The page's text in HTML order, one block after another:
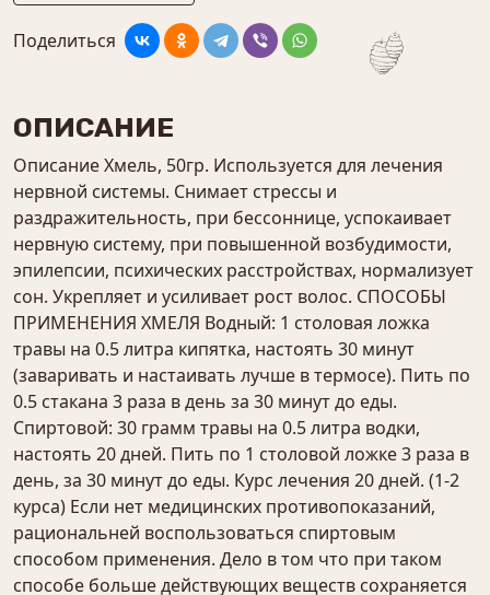
Поделиться
ОПИСАНИЕ
Описание Хмель, 50гр. Используется для лечения
нервной системы. Снимает стрессы и
раздражительность, при бессоннице, успокаивает
нервную систему, при повышенной возбудимости,
эпилепсии, психических расстройствах, нормализует
сон. Укрепляет и усиливает рост волос. СПОСОБЫ
ПРИМЕНЕНИЯ ХМЕЛЯ Водный: 1 столовая ложка
травы на 0.5 литра кипятка, настоять 30 минут
(заваривать и настаивать лучше в термосе). Пить по
0.5 стакана 3 раза в день за 30 минут до еды.
Спиртовой: 30 грамм травы на 0.5 литра водки,
настоять 20 дней. Пить по 1 столовой ложке 3 раза в
день, за 30 минут до еды. Курс лечения 20 дней. (1-2
курса) Если нет медицинских противопоказаний,
рациональней воспользоваться спиртовым
способом применения. Дело в том что при таком
способе больше действующих веществ сохраняется